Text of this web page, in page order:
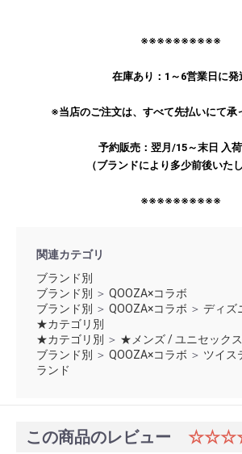
※※※※※※※※※※
在庫あり：1～6営業日に発
※当店のご注文は、すべて先払いにて承
予約販売：翌月/15～末日 入
（ブランドにより多少前後いたし
※※※※※※※※※※
関連カテゴリ
ブランド別
ブランド別 ＞ QOOZA×コラボ
ブランド別 ＞ QOOZA×コラボ ＞ ディズ
★カテゴリ別
★カテゴリ別 ＞ ★メンズ / ユニセックス
ブランド別 ＞ QOOZA×コラボ ＞ ツイス
ランド
この商品のレビュー